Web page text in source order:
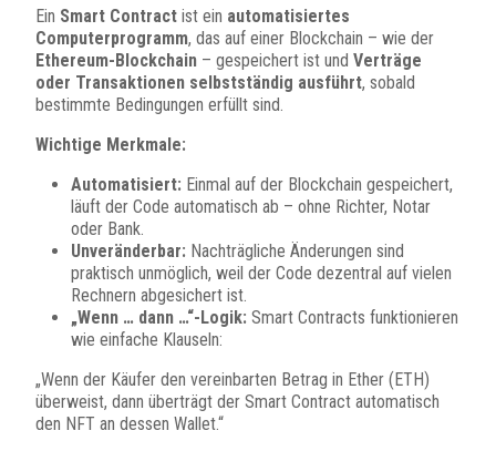
Ein Smart Contract ist ein automatisiertes
Computerprogramm, das auf einer Blockchain – wie der
Ethereum-Blockchain – gespeichert ist und Verträge
oder Transaktionen selbstständig ausführt, sobald
bestimmte Bedingungen erfüllt sind.
Wichtige Merkmale:
Automatisiert: Einmal auf der Blockchain gespeichert,
läuft der Code automatisch ab – ohne Richter, Notar
oder Bank.
Unveränderbar: Nachträgliche Änderungen sind
praktisch unmöglich, weil der Code dezentral auf vielen
Rechnern abgesichert ist.
„Wenn … dann …“-Logik: Smart Contracts funktionieren
wie einfache Klauseln:
„Wenn der Käufer den vereinbarten Betrag in Ether (ETH)
überweist, dann überträgt der Smart Contract automatisch
den NFT an dessen Wallet.“